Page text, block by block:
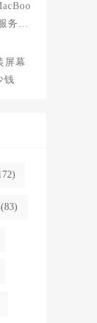
务网
屏幕
钱
(83)